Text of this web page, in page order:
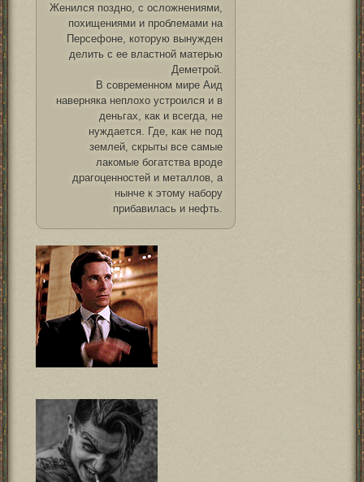
Женился поздно, с осложнениями,
похищениями и проблемами на
Персефоне, которую вынужден
делить с ее властной матерью
Деметрой.
В современном мире Аид
наверняка неплохо устроился и в
деньгах, как и всегда, не
нуждается. Где, как не под
землей, скрыты все самые
лакомые богатства вроде
драгоценностей и металлов, а
нынче к этому набору
прибавилась и нефть.